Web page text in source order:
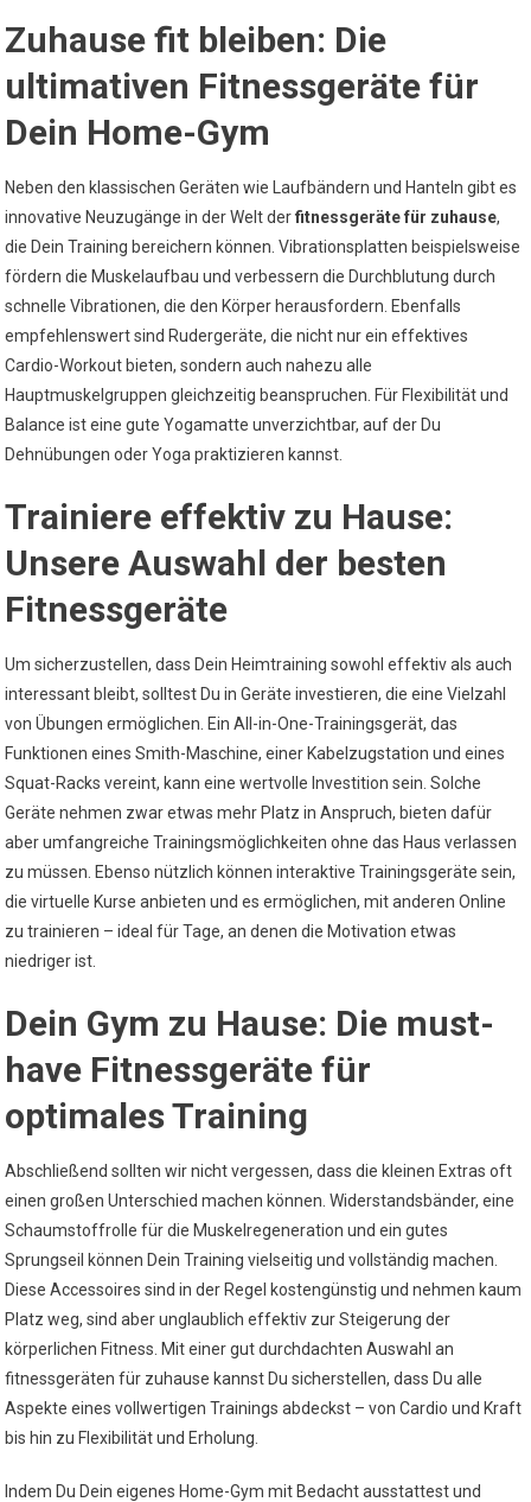
Zuhause fit bleiben: Die
ultimativen Fitnessgeräte für
Dein Home-Gym
Neben den klassischen Geräten wie Laufbändern und Hanteln gibt es
innovative Neuzugänge in der Welt derfitnessgeräte für zuhause,
die Dein Training bereichern können. Vibrationsplatten beispielsweise
fördern die Muskelaufbau und verbessern die Durchblutung durch
schnelle Vibrationen, die den Körper herausfordern. Ebenfalls
empfehlenswert sind Rudergeräte, die nicht nur ein effektives
Cardio-Workout bieten, sondern auch nahezu alle
Hauptmuskelgruppen gleichzeitig beanspruchen. Für Flexibilität und
Balance ist eine gute Yogamatte unverzichtbar, auf der Du
Dehnübungen oder Yoga praktizieren kannst.
Trainiere effektiv zu Hause:
Unsere Auswahl der besten
Fitnessgeräte
Um sicherzustellen, dass Dein Heimtraining sowohl effektiv als auch
interessant bleibt, solltest Du in Geräte investieren, die eine Vielzahl
von Übungen ermöglichen. Ein All-in-One-Trainingsgerät, das
Funktionen eines Smith-Maschine, einer Kabelzugstation und eines
Squat-Racks vereint, kann eine wertvolle Investition sein. Solche
Geräte nehmen zwar etwas mehr Platz in Anspruch, bieten dafür
aber umfangreiche Trainingsmöglichkeiten ohne das Haus verlassen
zu müssen. Ebenso nützlich können interaktive Trainingsgeräte sein,
die virtuelle Kurse anbieten und es ermöglichen, mit anderen Online
zu trainieren – ideal für Tage, an denen die Motivation etwas
niedriger ist.
Dein Gym zu Hause: Die must-
have Fitnessgeräte für
optimales Training
Abschließend sollten wir nicht vergessen, dass die kleinen Extras oft
einen großen Unterschied machen können. Widerstandsbänder, eine
Schaumstoffrolle für die Muskelregeneration und ein gutes
Sprungseil können Dein Training vielseitig und vollständig machen.
Diese Accessoires sind in der Regel kostengünstig und nehmen kaum
Platz weg, sind aber unglaublich effektiv zur Steigerung der
körperlichen Fitness. Mit einer gut durchdachten Auswahl an
fitnessgeräten für zuhause kannst Du sicherstellen, dass Du alle
Aspekte eines vollwertigen Trainings abdeckst – von Cardio und Kraft
bis hin zu Flexibilität und Erholung.
Indem Du Dein eigenes Home-Gym mit Bedacht ausstattest und